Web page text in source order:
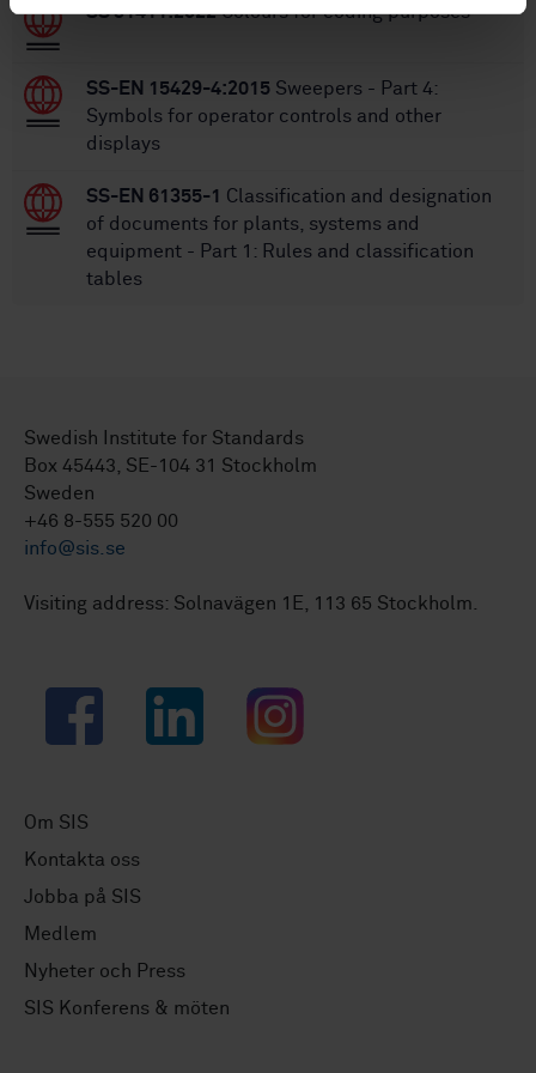
SS 31411:2022Colours for coding purposes
SS-EN 15429-4:2015 Sweepers - Part 4:
Symbols for operator controls and other
displays
SS-EN 61355-1
Classification and designation
of documents for plants, systems and
equipment - Part 1: Rules and classification
tables
Swedish Institute for Standards
Box 45443, SE-104 31 Stockholm
Sweden
+46 8-555 520 00
info@sis.se
Visiting address: Solnavägen 1E, 113 65 Stockholm.
Facebook LinkedIn Instagram
Om SIS
Kontakta oss
Jobba på SIS
Medlem
Nyheter och Press
SIS Konferens & möten